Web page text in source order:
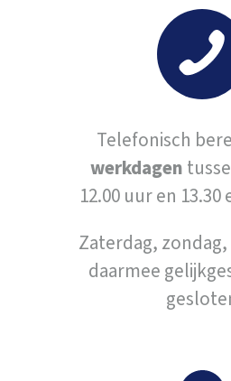
Telefonisch
werkdagen
12.00 uur en 13.30
Zaterdag,
daarmee